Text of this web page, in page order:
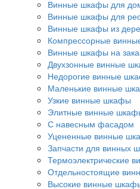
Винные шкафы для
Винные шкафы для
Винные шкафы из
Компрессорные
Винные шкафы на
Двухзонные винные
Недорогие винные
Маленькие винные
Узкие винные шкафы
Элитные винные
С навесным фасадом
Уцененные винные
Запчасти для винных
Термоэлектрические
Отдельностоящие
Высокие винные